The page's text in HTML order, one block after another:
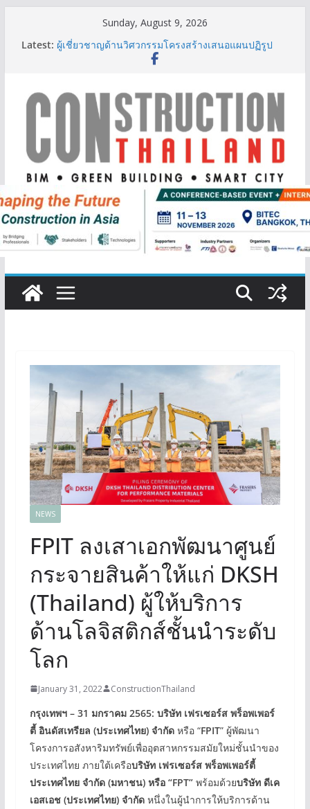
Sunday, August 9, 2026
Latest:
IHG Hotels & Resorts เปิดตัว ฮอลิเดย์ อินน์ เอ็กซ์เพรส
อ่าวนางแห่งแรกในกระบี่
ผู้เชี่ยวชาญด้านวิศวกรรมโครงสร้างเสนอแผนปฏิรูป
TITLE เผยรายได้ครึ่งปีแรก’69 มากกว่า 2,000 ล้านบาท
เติบโต 377% ชี้ดีมานด์ภูเก็ตยังแกร่ง
BCT Expo 2026 ชูแนวคิด “Empowering Net Zero in
Construction & Mining” ขับเคลื่อนอุตสาหกรรม
ก่อสร้างและเหมืองแร่สู่สังคมคาร์บอนต่ำอย่างยั่งยืน
ลลิล พร็อพเพอร์ตี้ ก้าวสู่ปีที่ 40 ยึดลูกค้าเป็นศูนย์กลาง
เดินหน้าสร้างการเติบโตอย่างยั่งยืน
NEWS
FPIT ลงเสาเอกพัฒนาศูนย์
กระจายสินค้าให้แก่ DKSH
(Thailand) ผู้ให้บริการ
ด้านโลจิสติกส์ชั้นนำระดับ
โลก
January 31, 2022 ConstructionThailand
กรุงเทพฯ – 31 มกราคม 2565: บริษัท เฟรเซอร์ส พร็อพเพอร์
ตี้ อินดัสเทรียล (ประเทศไทย) จำกัด หรือ “FPIT” ผู้พัฒนา
โครงการอสังหาริมทรัพย์เพื่ออุตสาหกรรมสมัยใหม่ชั้นนำของ
ประเทศไทย ภายใต้เครือบริษัท เฟรเซอร์ส พร็อพเพอร์ตี้
ประเทศไทย จำกัด (มหาชน) หรือ “FPT”พร้อมด้วยบริษัท ดีเค
เอสเอช (ประเทศไทย) จํากัดหนึ่งในผู้นำการให้บริการด้าน